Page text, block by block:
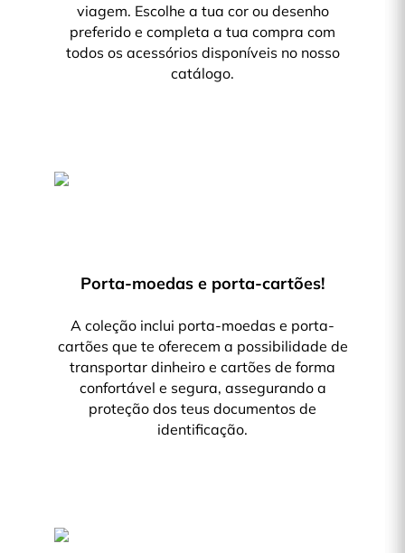
viagem. Escolhe a tua cor ou desenho
preferido e completa a tua compra com
todos os acessórios disponíveis no nosso
catálogo.
Porta-moedas e porta-cartões!
A coleção inclui porta-moedas e porta-
cartões que te oferecem a possibilidade de
transportar dinheiro e cartões de forma
confortável e segura, assegurando a
proteção dos teus documentos de
identificação.